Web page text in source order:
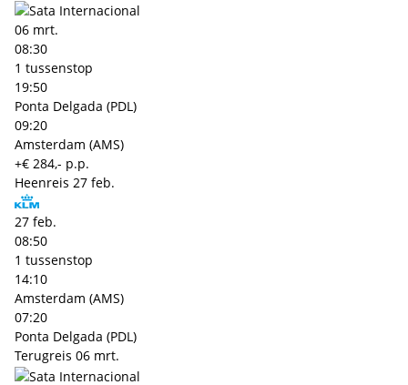
06 mrt.
08:30
1 tussenstop
19:50
Ponta Delgada (PDL)
09:20
Amsterdam (AMS)
+€ 284,- p.p.
Heenreis 27 feb.
27 feb.
08:50
1 tussenstop
14:10
Amsterdam (AMS)
07:20
Ponta Delgada (PDL)
Terugreis 06 mrt.